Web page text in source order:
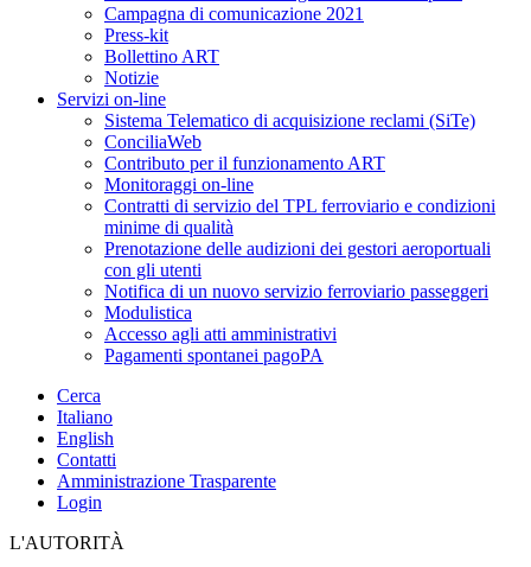
Campagna di comunicazione 2021
Press-kit
Bollettino ART
Notizie
Servizi on-line
Sistema Telematico di acquisizione reclami (SiTe)
ConciliaWeb
Contributo per il funzionamento ART
Monitoraggi on-line
Contratti di servizio del TPL ferroviario e condizioni
minime di qualità
Prenotazione delle audizioni dei gestori aeroportuali
con gli utenti
Notifica di un nuovo servizio ferroviario passeggeri
Modulistica
Accesso agli atti amministrativi
Pagamenti spontanei pagoPA
Cerca
Italiano
English
Contatti
Amministrazione Trasparente
Login
L'AUTORITÀ